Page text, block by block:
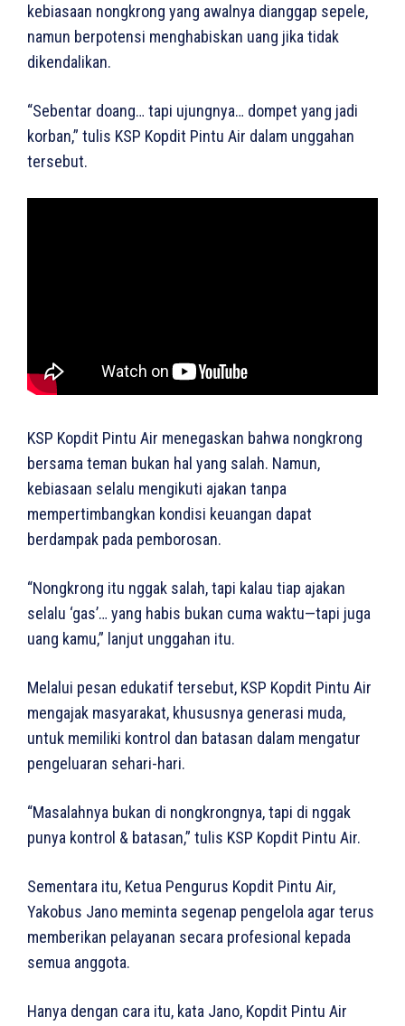
kebiasaan nongkrong yang awalnya dianggap sepele,
namun berpotensi menghabiskan uang jika tidak
dikendalikan.
“Sebentar doang… tapi ujungnya… dompet yang jadi
korban,” tulis KSP Kopdit Pintu Air dalam unggahan
tersebut.
KSP Kopdit Pintu Air menegaskan bahwa nongkrong
bersama teman bukan hal yang salah. Namun,
kebiasaan selalu mengikuti ajakan tanpa
mempertimbangkan kondisi keuangan dapat
berdampak pada pemborosan.
“Nongkrong itu nggak salah, tapi kalau tiap ajakan
selalu ‘gas’… yang habis bukan cuma waktu—tapi juga
uang kamu,” lanjut unggahan itu.
Melalui pesan edukatif tersebut, KSP Kopdit Pintu Air
mengajak masyarakat, khususnya generasi muda,
untuk memiliki kontrol dan batasan dalam mengatur
pengeluaran sehari-hari.
“Masalahnya bukan di nongkrongnya, tapi di nggak
punya kontrol & batasan,” tulis KSP Kopdit Pintu Air.
Sementara itu, Ketua Pengurus Kopdit Pintu Air,
Yakobus Jano meminta segenap pengelola agar terus
memberikan pelayanan secara profesional kepada
semua anggota.
Hanya dengan cara itu, kata Jano, Kopdit Pintu Air